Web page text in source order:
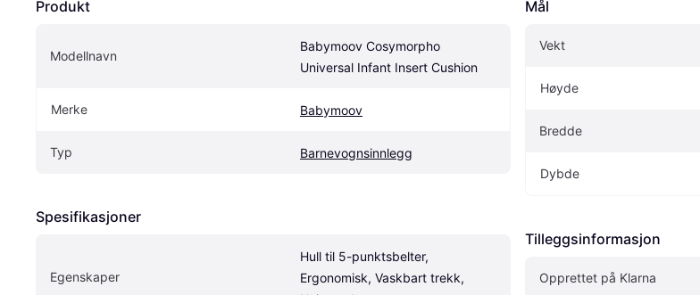
Produkt
Modellnavn
Babymoov Cosymorpho
Universal Infant Insert Cushion
Merke Babymoov
Typ Barnevognsinnlegg
Spesifikasjoner
Egenskaper
Hull til 5-punktsbelter,
Ergonomisk, Vaskbart trekk,
Mål
Vekt
Høyde
Bredde
Dybde
Tilleggsinformasjon
Opprettet på Klarna